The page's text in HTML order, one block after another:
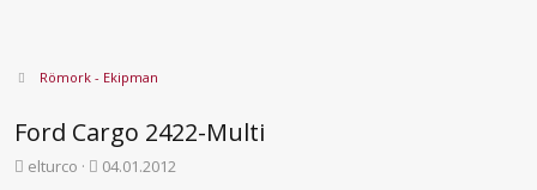
Römork - Ekipman
Ford Cargo 2422-Multi
K
elturco
B
04.01.2012